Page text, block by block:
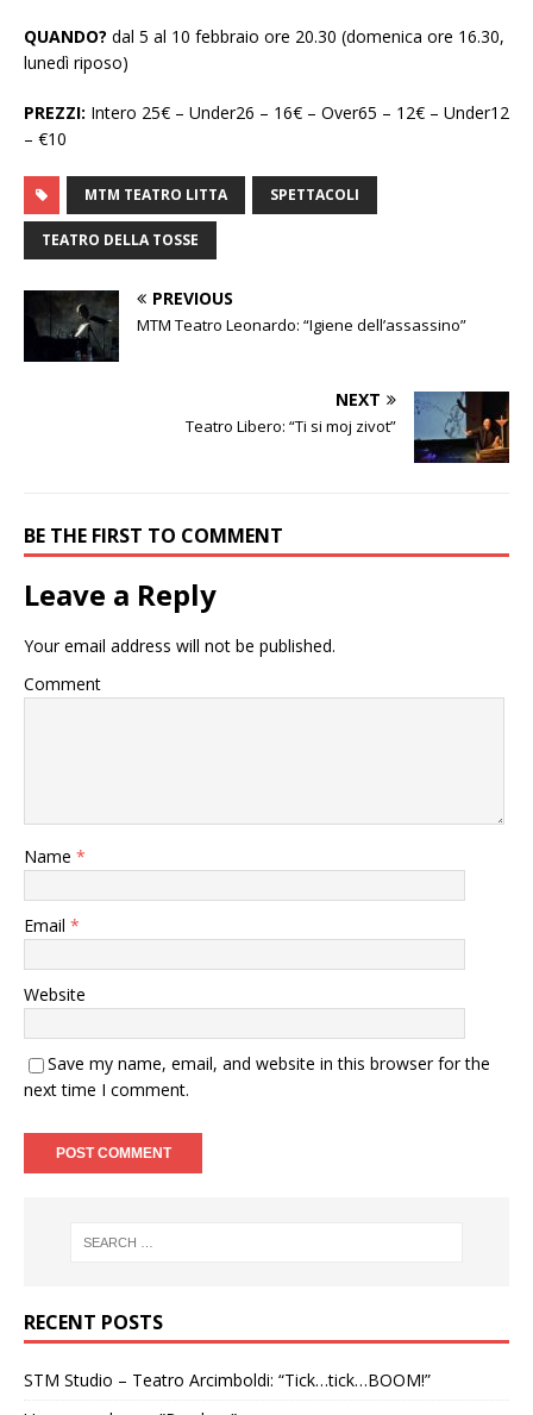
QUANDO? dal 5 al 10 febbraio ore 20.30 (domenica ore 16.30,
lunedì riposo)
PREZZI: Intero 25€ – Under26 – 16€ – Over65 – 12€ – Under12
– €10
MTM TEATRO LITTA SPETTACOLI
TEATRO DELLA TOSSE
PREVIOUS
MTM Teatro Leonardo: “Igiene dell’assassino”
NEXT
Teatro Libero: “Ti si moj zivot”
BE THE FIRST TO COMMENT
Leave a Reply
Your email address will not be published.
Comment
Name *
Email *
Website
Save my name, email, and website in this browser for the
next time I comment.
RECENT POSTS
STM Studio – Teatro Arcimboldi: “Tick…tick…BOOM!”